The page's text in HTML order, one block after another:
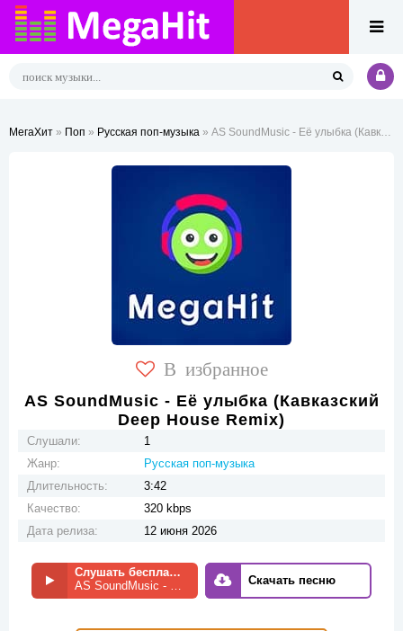
МегаХит » Поп » Русская поп-музыка » AS SoundMusic - Её улыбка (Кавказский Deep House Remix)
В избранное
AS SoundMusic - Её улыбка (Кавказский
Deep House Remix)
Слушали:
1
Жанр:
Русская поп-музыка
Длительность:
3:42
Качество:
320 kbps
Дата релиза:
12 июня 2026
Слушать бесплатно
AS SoundMusic - Её улыбка (Кавказский Deep House Remix)
Скачать песню